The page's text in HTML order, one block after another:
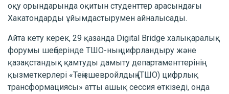
оқу орындарында оқитын студенттер арасындағы
Хакатондарды ұйымдастырумен айналысады.
Айта кету керек, 29 қазанда Digital Bridge халықаралық
форумы шеңберінде ТШО-ның цифрландыру және
қазақстандық қамтуды дамыту департаменттерінің
қызметкерлері «Теңізшевройлдың (ТШО) цифрлық
трансформациясы» атты ашық сессия өткізеді, онда